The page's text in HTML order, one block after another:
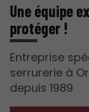
Une équipe
protéger !
Entreprise
serrurerie à
depuis 1989